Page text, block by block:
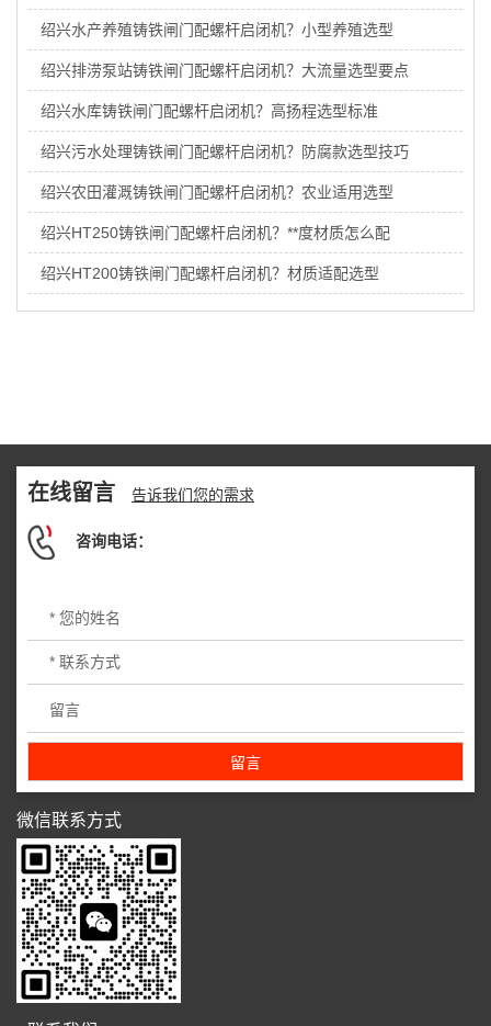
绍兴水产养殖铸铁闸门配螺杆启闭机？小型养殖选型
绍兴排涝泵站铸铁闸门配螺杆启闭机？大流量选型要点
绍兴水库铸铁闸门配螺杆启闭机？高扬程选型标准
绍兴污水处理铸铁闸门配螺杆启闭机？防腐款选型技巧
绍兴农田灌溉铸铁闸门配螺杆启闭机？农业适用选型
绍兴HT250铸铁闸门配螺杆启闭机？**度材质怎么配
绍兴HT200铸铁闸门配螺杆启闭机？材质适配选型
在线留言 告诉我们您的需求
咨询电话：
微信联系方式